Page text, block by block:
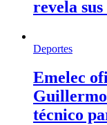
revela
Deportes
Emelec
técnico